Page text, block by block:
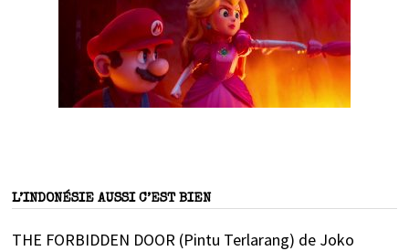
L’INDONÉSIE AUSSI C’EST BIEN
THE FORBIDDEN DOOR (Pintu Terlarang) de Joko